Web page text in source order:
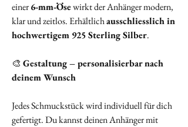
einer6‑mm‑Ösewirkt der Anhänger modern,
klar und zeitlos. Erhältlichausschliesslich in
hochwertigem 925 Sterling Silber.
🎨 Gestaltung – personalisierbar nach
deinem Wunsch
Jedes Schmuckstück wird individuell für dich
gefertigt. Du kannst deinen Anhänger mit